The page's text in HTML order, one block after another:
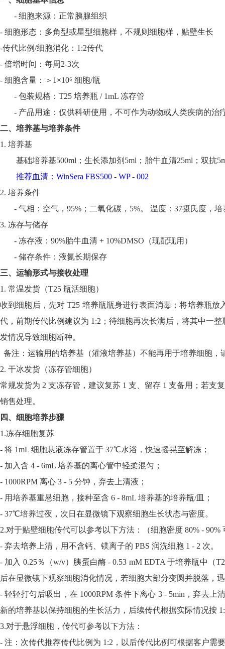
- 细胞来源：正常胰腺组织
- 细胞形态：多角型或星型细胞样，不规则细胞样，贴壁生长
-传代比例/细胞消化 ： 1:2传代
- 倍增时间 ：每周 2-3次
- 细胞含量：＞1×10⁶ 细胞/瓶
- 包装规格：T25 培养瓶 / 1mL 冻存管
- 产品用途：仅供科研使用， 不可作为动物或人类疾病的治
二、培养基与培养条件
1. 培养基
基础培养基500ml；生长添加剂5ml；胎牛血清25ml；双抗
推荐血清： WinSera FBS500 - WP - 002
2. 培养条件
- 气相：空气，95%；二氧化碳，5%。 温度：37摄氏度，培
3. 冻存与储存
- 冻存液：90%胎牛血清 + 10%DMSO（现配现用）
- 储存条件：液氮长期保存
三、运输形式与接收处理
1. 常温发货（T25 瓶活细胞）
收到细胞后，先对 T25 培养瓶瓶身进行表面消毒；将培养瓶放
代，前期传代比例建议为 1:2；待细胞再次长满后，将其中一
发情况导致细胞断种。
备注：运输用的培养基（灌液培养基）不能再用于培养细胞
2. 干冰发货（冻存管细胞）
常规发货为 2 支冻存管，建议复苏 1 支、留存 1 支备用；若支
销售处理。
四、细胞培养步骤
1.冻存细胞复苏
- 将 1mL 细胞悬液冻存管置于 37℃水浴，快速摇晃至解冻；
- 加入含 4 - 6mL 培养基的离心管中轻柔混匀；
- 1000RPM 离心 3 - 5 分钟，弃去上清液；
- 用培养基重悬细胞，接种至含 6 - 8mL 培养基的培养瓶/皿；
- 37℃培养过夜，次日在显微镜下观察细胞生长状态与密度。
2.对于贴壁细胞传代可以参考以下方法：（细胞密度 80% - 90%
- 弃去培养上清，用不含钙、镁离子的 PBS 润洗细胞 1 - 2 次。
- 加入 0.25％（w/v）胰蛋白酶 - 0.53 mM EDTA 于培养瓶中（
后在显微镜下观察细胞消化情况，若细胞大部分变圆并脱落，
- 轻轻打匀后吸出，在 1000RPM 条件下离心 3 - 5min，弃去
新的培养基以保持细胞的生长活力，后续传代根据实际情况按
3.对于悬浮细胞，传代可参考以下方法：
- 注：次传代推荐传代比例为 1:2，以后传代比例可根据客户需